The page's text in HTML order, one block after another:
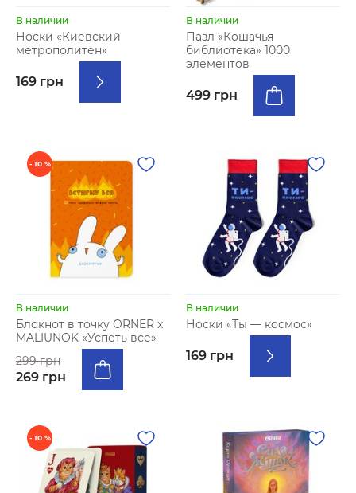
В наличии
Носки «Киевский
метрополитен»
169 грн
В наличии
Пазл «Кошачья
библиотека» 1000
элементов
499 грн
- 10 %
В наличии
Блокнот в точку ORNER х
MALIUNOK «Успеть все»
299 грн
269 грн
В наличии
Носки «Ты — космос»
169 грн
- 10 %